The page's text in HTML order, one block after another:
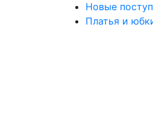
Новые
Платья и